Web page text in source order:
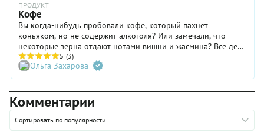
ПРОДУКТ
Кофе
Вы когда-нибудь пробовали кофе, который пахнет
коньяком, но не содержит алкоголя? Или замечали, что
некоторые зерна отдают нотами вишни и жасмина? Все дело
в обработке и регионе, ведь один и тот же сорт может
звучать совершенно по-разному. А еще кофе занимает
второе место в мире по объемам торговли после нефти, и
при этом большинство покупателей до сих пор
ориентируются только на цвет упаковки. При этом важно
обращать внимание на степень обжарки и дату, а не
раскрученный бренд. В этом материале мы собрали
максимум полезного: как отличить свежее зерно от
5 (3)
Ольга Захарова
Комментарии
Сортировать по популярности